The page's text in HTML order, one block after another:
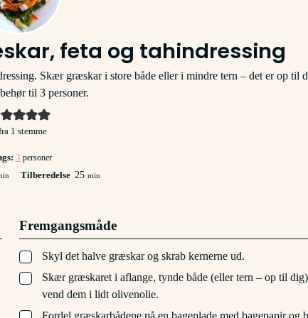
feta og tahindressing
Skær græskar i store både eller i mindre tern – det er op til
til 3 personer.
1 stemme
3 personer
Tilberedelse 25minutter
min
Fremgangsmåde
▢
Skyl det halve græskar og skrab kernerne ud.
▢
Skær græskaret i aflange, tynde både (eller tern – op til
vend dem i lidt olivenolie.
▢